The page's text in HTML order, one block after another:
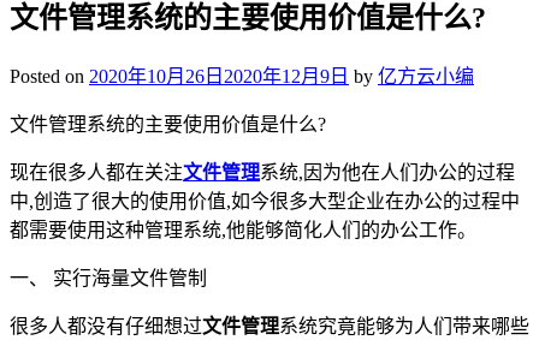
文件管理系统的主要使用价值是什么?
Posted on 2020年10月26日 2020年12月9日 by 亿方云小编
文件管理系统的主要使用价值是什么?
现在很多人都在关注文件管理系统,因为他在人们办公的过程
中,创造了很大的使用价值,如今很多大型企业在办公的过程中
都需要使用这种管理系统,他能够简化人们的办公工作。
一、 实行海量文件管制
很多人都没有仔细想过文件管理系统究竟能够为人们带来哪些